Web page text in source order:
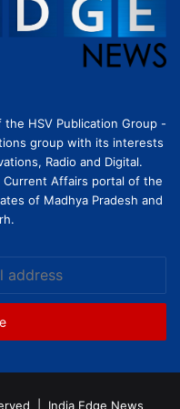
HSV Publication Group -
group with its interests
Radio and Digital.
Affairs portal of the
of Madhya Pradesh and
| India Edge News